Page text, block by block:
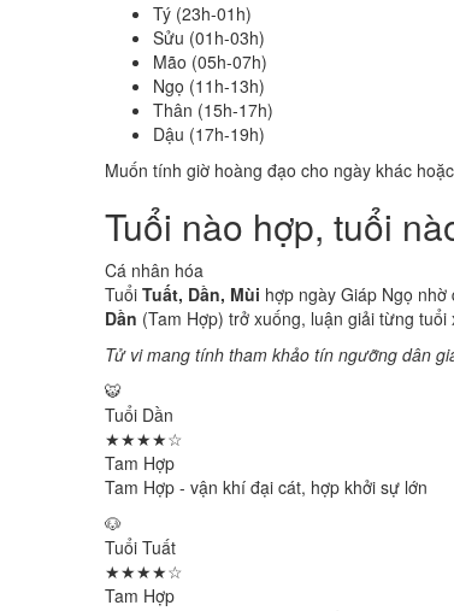
Tý (23h-01h)
Sửu (01h-03h)
Mão (05h-07h)
Ngọ (11h-13h)
Thân (15h-17h)
Dậu (17h-19h)
Muốn tính giờ hoàng đạo cho ngày khác
Tuổi nào hợp, tuổi
Cá nhân hóa
Tuổi Tuất, Dần, Mùi hợp ngày Giáp Ngọ
Dần (Tam Hợp) trở xuống, luận giải từng tuổi
Tử vi mang tính tham khảo tín ngưỡng dân
🐯
Tuổi Dần
★★★★☆
Tam Hợp
Tam Hợp - vận khí đại cát, hợp khởi sự lớn
🐶
Tuổi Tuất
★★★★☆
Tam Hợp